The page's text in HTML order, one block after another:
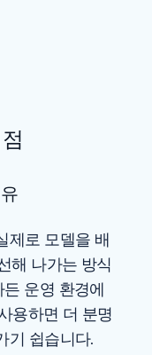
제로 모델을 배
해 나가는 방식
운영 환경에
용하면 더 분명
기 쉽습니다.